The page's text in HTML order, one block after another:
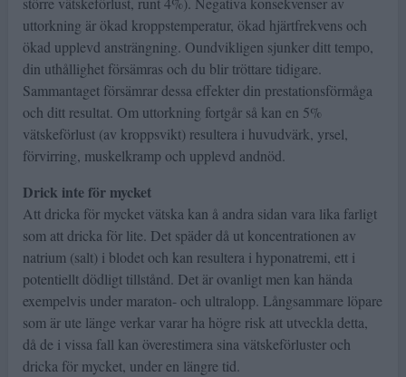
uttorkning är ökad kroppstemperatur, ökad hjärtfrekvens och
ökad upplevd ansträngning. Oundvikligen sjunker ditt tempo,
din uthållighet försämras och du blir tröttare tidigare.
Sammantaget försämrar dessa effekter din prestationsförmåga
och ditt resultat. Om uttorkning fortgår så kan en 5%
vätskeförlust (av kroppsvikt) resultera i huvudvärk, yrsel,
förvirring, muskelkramp och upplevd andnöd.
Drick inte för mycket
Att dricka för mycket vätska kan å andra sidan vara lika farligt
som att dricka för lite. Det späder då ut koncentrationen av
natrium (salt) i blodet och kan resultera i hyponatremi, ett i
potentiellt dödligt tillstånd. Det är ovanligt men kan hända
exempelvis under maraton- och ultralopp. Långsammare löpare
som är ute länge verkar varar ha högre risk att utveckla detta,
då de i vissa fall kan överestimera sina vätskeförluster och
dricka för mycket, under en längre tid.